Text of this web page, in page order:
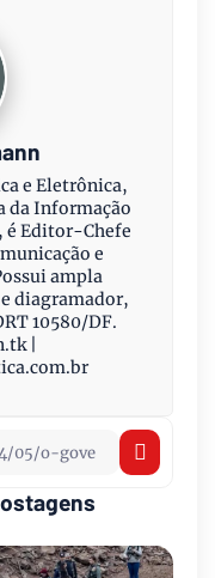
e Eletrônica,
da Informação
é Editor-Chefe
e
ampla
diagramador,
10580/DF.
|